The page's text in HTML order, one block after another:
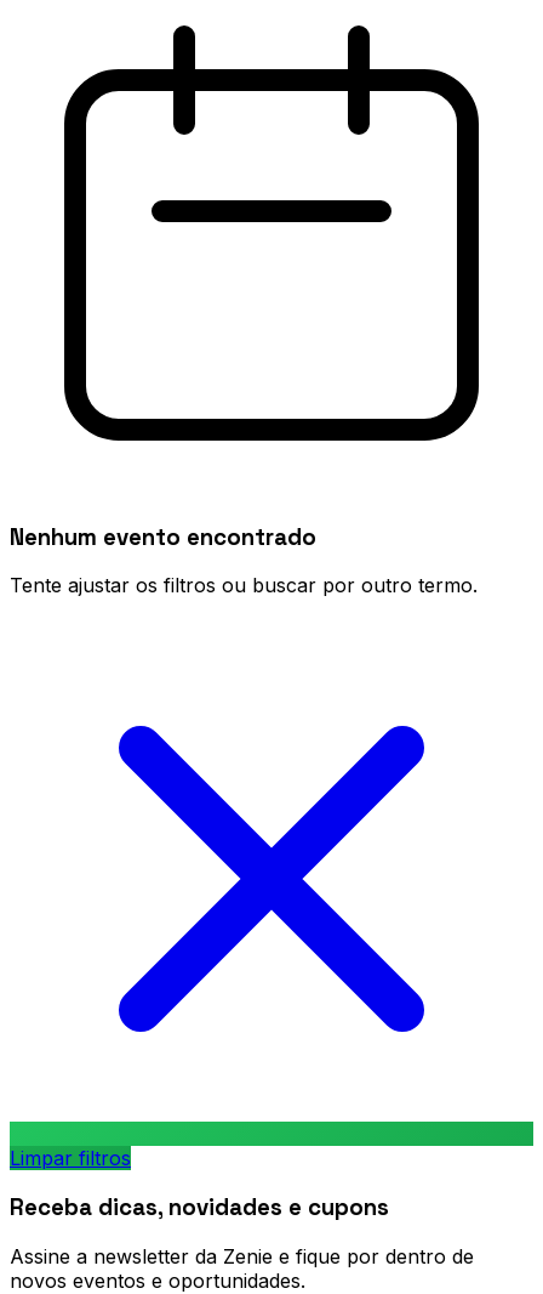
Nenhum evento encontrado
Tente ajustar os filtros ou buscar por outro termo.
Limpar filtros
Receba dicas, novidades e cupons
Assine a newsletter da Zenie e fique por dentro de
novos eventos e oportunidades.